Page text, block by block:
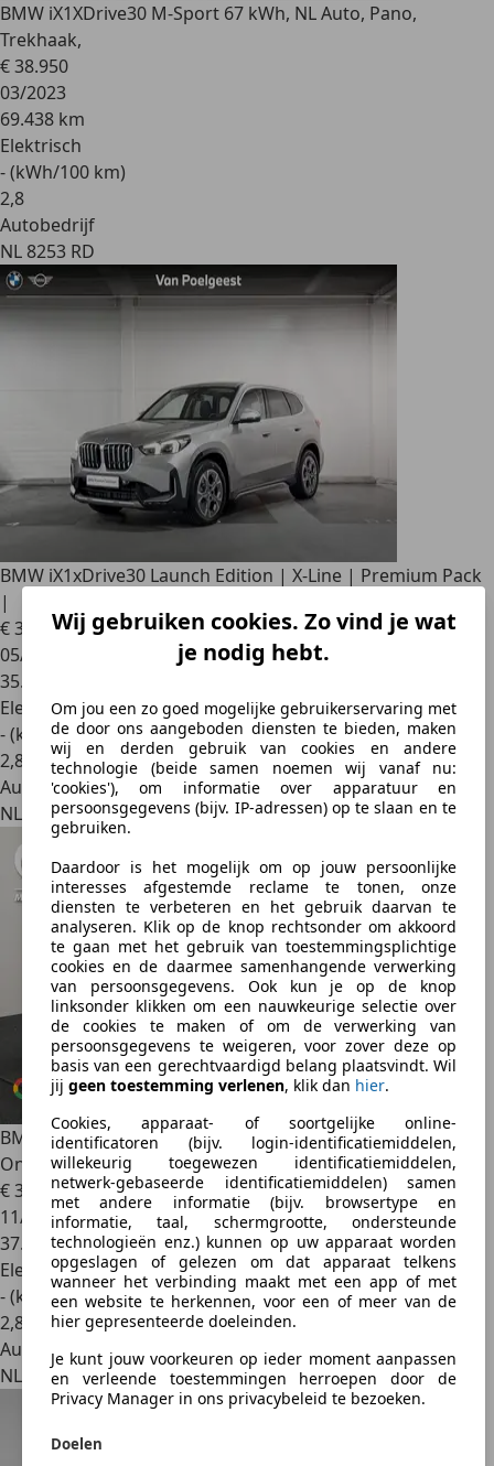
Wij gebruiken cookies. Zo vind je wat
je nodig hebt.
Om jou een zo goed mogelijke gebruikerservaring met
de door ons aangeboden diensten te bieden, maken
wij en derden gebruik van cookies en andere
technologie (beide samen noemen wij vanaf nu:
'cookies'), om informatie over apparatuur en
persoonsgegevens (bijv. IP-adressen) op te slaan en te
gebruiken.
Daardoor is het mogelijk om op jouw persoonlijke
interesses afgestemde reclame te tonen, onze
diensten te verbeteren en het gebruik daarvan te
analyseren. Klik op de knop rechtsonder om akkoord
te gaan met het gebruik van toestemmingsplichtige
cookies en de daarmee samenhangende verwerking
van persoonsgegevens. Ook kun je op de knop
linksonder klikken om een nauwkeurige selectie over
de cookies te maken of om de verwerking van
persoonsgegevens te weigeren, voor zover deze op
basis van een gerechtvaardigd belang plaatsvindt. Wil
jij geen toestemming verlenen, klik dan hier.
Cookies, apparaat- of soortgelijke online-
identificatoren (bijv. login-identificatiemiddelen,
willekeurig toegewezen identificatiemiddelen,
netwerk-gebaseerde identificatiemiddelen) samen
met andere informatie (bijv. browsertype en
informatie, taal, schermgrootte, ondersteunde
technologieën enz.) kunnen op uw apparaat worden
opgeslagen of gelezen om dat apparaat telkens
wanneer het verbinding maakt met een app of met
een website te herkennen, voor een of meer van de
hier gepresenteerde doeleinden.
Je kunt jouw voorkeuren op ieder moment aanpassen
en verleende toestemmingen herroepen door de
Privacy Manager in ons privacybeleid te bezoeken.
Doelen
BMW iX1XDrive30 M-Sport 67 kWh, NL Auto, Pano,
Trekhaak,
€ 38.950
03/2023
69.438 km
Elektrisch
- (kWh/100 km)
2,8
Autobedrijf
NL 8253 RD
BMW iX1xDrive30 Launch Edition | X-Line | Premium Pack
|
€ 39.9001
05/2023
35.011 km
Elektrisch
- (kWh/100 km)
2,8
Autobedrijf
NL 1114 AJ
BMW iX1xDrive30 67 kWh 313pk Dealer O.H. | Adaptief M
Ond
€ 33.9201
11/2023
37.673 km
Elektrisch
- (kWh/100 km)
2,8
Autobedrijf
NL 5711 CD